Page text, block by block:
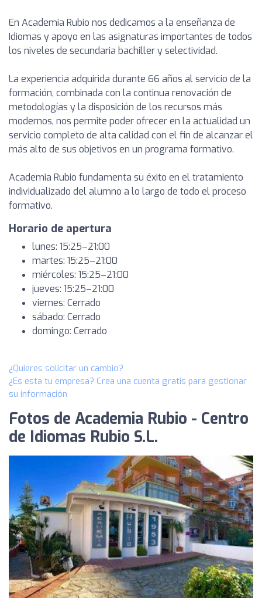
En Academia Rubio nos dedicamos a la enseñanza de
Idiomas y apoyo en las asignaturas importantes de todos
los niveles de secundaria bachiller y selectividad.
La experiencia adquirida durante 66 años al servicio de la
formación, combinada con la continua renovación de
metodologías y la disposición de los recursos más
modernos, nos permite poder ofrecer en la actualidad un
servicio completo de alta calidad con el fin de alcanzar el
más alto de sus objetivos en un programa formativo.
Academia Rubio fundamenta su éxito en el tratamiento
individualizado del alumno a lo largo de todo el proceso
formativo.
Horario de apertura
lunes: 15:25–21:00
martes: 15:25–21:00
miércoles: 15:25–21:00
jueves: 15:25–21:00
viernes: Cerrado
sábado: Cerrado
domingo: Cerrado
¿Quieres solicitar un cambio?
¿Es esta tu empresa? Crea una cuenta gratis para gestionar
su información
Fotos de Academia Rubio - Centro
de Idiomas Rubio S.L.